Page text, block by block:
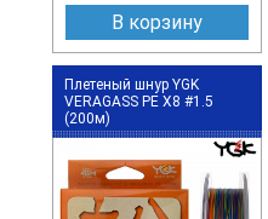
В корзину
Плетеный шнур YGK
VERAGASS PE X8 #1.5
(200м)